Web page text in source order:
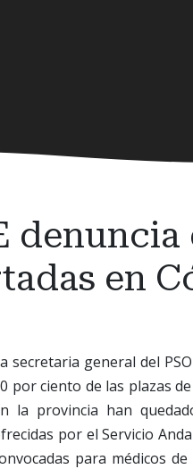
en
secretaria general del
por ciento de las plazas
la provincia han
por el Servicio
para médicos